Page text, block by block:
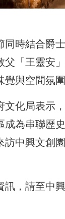
同時結合爵
父「王靈安
覺與空間氛
文化局表示
成為串聯歷
訪中興文創
訊，請至中